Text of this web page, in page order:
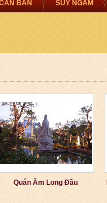
BẢN SUY NGẪM
Quán Âm Long Đầu